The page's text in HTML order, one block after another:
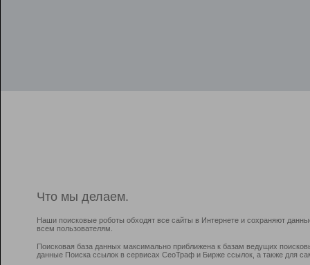
Что мы делаем.
Наши поисковые роботы обходят все сайты в Интернете и сохраняют
всем пользователям.
Поисковая база данных максимально приближена к базам ведущих
данные Поиска ссылок в сервисах СеоТраф и Бирже ссылок, а также для